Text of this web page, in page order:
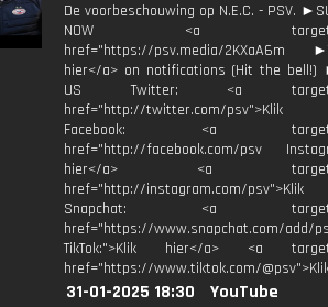
De voorbeschouwing op N.E.C. - PSV.
NOW <a
href="https://psv.media/2KXaA6m
hier</a> on notifications (Hit the bell!)
US Twitter: <a
href="http://twitter.com/psv">Klik
Facebook: <a
href="http://facebook.com/psv
hier</a> <a
href="http://instagram.com/
Snapchat: <a
href="https://www.snapchat.com/add/
TikTok:">Klik hier</a> <a
href="https://www.tiktok.com/
31-01-2025 18:30
YouTube